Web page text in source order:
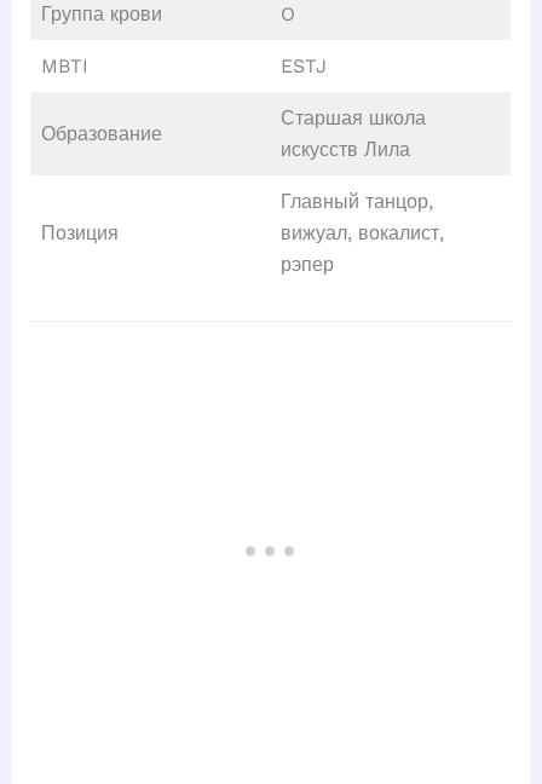
Группа крови O
MBTI ESTJ
Образование
Старшая школа
искусств Лила
Позиция
Главный танцор,
вижуал, вокалист,
рэпер